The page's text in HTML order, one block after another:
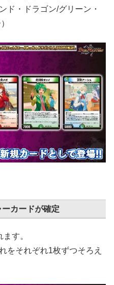
ド・ドラゴン/グリーン・
カードが確定
す。
をそれぞれ1枚ずつそろえ